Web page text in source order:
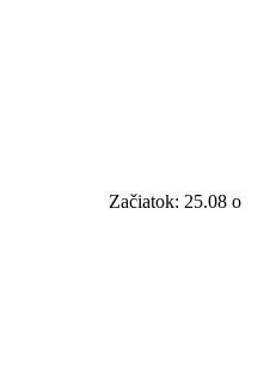
Začiatok: 25.08 o